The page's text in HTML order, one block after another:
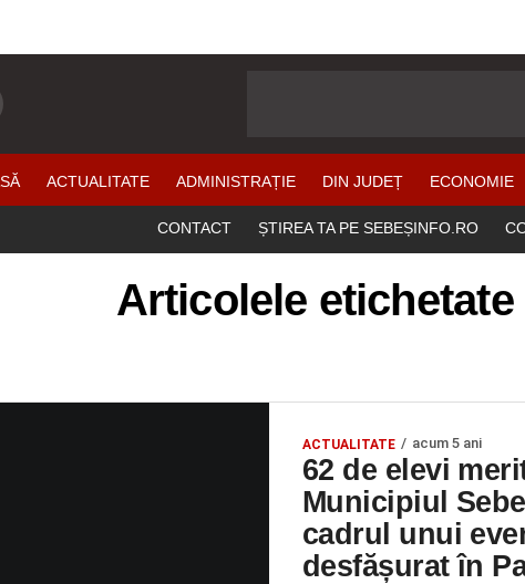
ACTUALITATE ADMINISTRAȚIE DIN JUDEȚ ECONOMIE
CONTACT ȘTIREA TA PE SEBEȘINFO.RO
Articolele
ACTUALITATE acum 5 ani
62 de elevi
Municipiul
cadrul unui
desfășurat în